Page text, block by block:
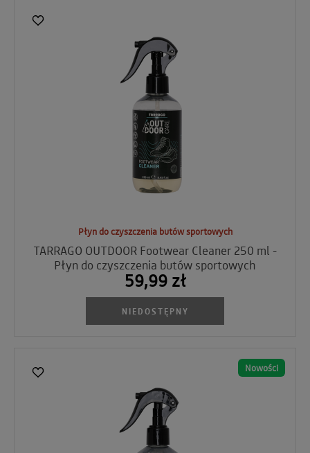
Płyn do czyszczenia butów sportowych
TARRAGO OUTDOOR Footwear Cleaner 250 ml -
Płyn do czyszczenia butów sportowych
59,99 zł
NIEDOSTĘPNY
Nowości